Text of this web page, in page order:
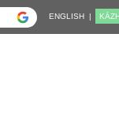
ENGLISH |